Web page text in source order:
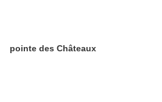
pointe des Châteaux